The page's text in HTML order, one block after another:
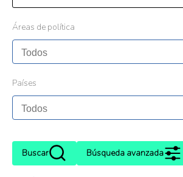
Áreas de política
Países
Buscar Búsqueda avanzada